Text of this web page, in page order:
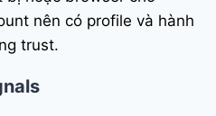
nên có profile và hành
trust.